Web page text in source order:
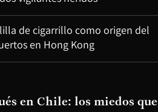
de cigarrillo como origen del
en Hong Kong
en Chile: los miedos que